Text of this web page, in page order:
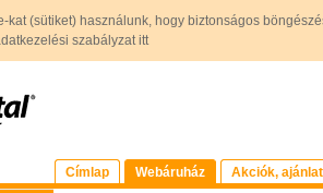
kat (sütiket) használunk, hogy biztonságos
szabályzat itt
Címlap Webáruház
Akciók,